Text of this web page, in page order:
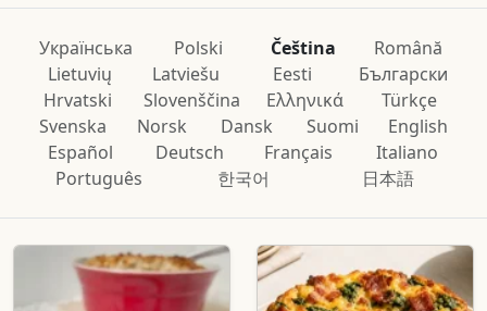
Українська Polski Čeština
Română
Lietuvių
Latviešu Eesti
Български
Hrvatski
Slovenščina Ελληνικά
Türkçe
Svenska
Norsk Dansk Suomi
English
Español
Deutsch Français
Italiano
Português
한국어 日本語